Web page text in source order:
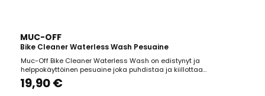
MUC-OFF
Bike Cleaner Waterless Wash Pesuaine
Muc-Off Bike Cleaner Waterless Wash on edistynyt ja
helppokäyttöinen pesuaine joka puhdistaa ja kiillottaa
sekunneissa, ilman vettä. Suihkuta pyörän tai vaikkapa auton
pinnalle, ja pyyhi rätillä pois. Kuivuu nopeasti eikä jätä raitoja.
19,90 €